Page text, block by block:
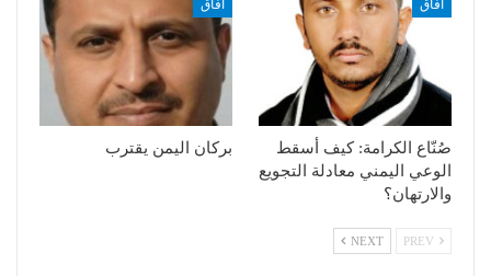
آفاق
صُنّاع الكرامة: كيف أسقط
الوعي اليمني معادلة التجويع
والارتهان؟
آفاق
بركان اليمن يقترب
NEXT